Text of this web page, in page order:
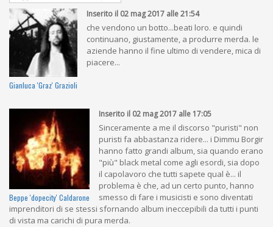
Gianluca 'Graz' Grazioli
Inserito il 02 mag 2017 alle 21:54
che vendono un botto...beati loro. e quindi
continuano, giustamente, a produrre merda. le
aziende hanno il fine ultimo di vendere, mica di
piacere...
Beppe 'dopecity' Caldarone
Inserito il 02 mag 2017 alle 17:05
Sinceramente a me il discorso "puristi" non
puristi fa abbastanza ridere... i Dimmu Borgir
hanno fatto grandi album, sia quando erano
"più" black metal come agli esordi, sia dopo
il capolavoro che tutti sapete qual è... il
problema è che, ad un certo punto, hanno
smesso di fare i musicisti e sono diventati
imprenditori di se stessi sfornando album ineccepibili da tutti i punti
di vista ma carichi di pura merda.